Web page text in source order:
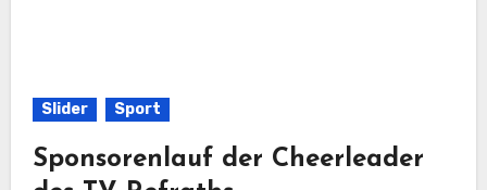
Slider Sport
Sponsorenlauf der Cheerleader